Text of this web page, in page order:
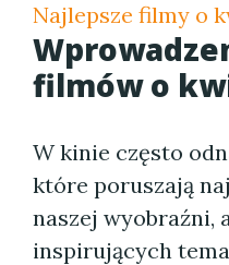
Najlepsze filmy o
filmów o
W kinie często
które poruszają
naszej wyobraźni,
inspirujących